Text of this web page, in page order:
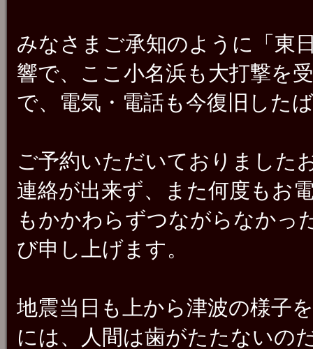
みなさまご承知のように「東
響で、ここ小名浜も大打撃を
で、電気・電話も今復旧した
ご予約いただいておりました
連絡が出来ず、また何度もお
もかかわらずつながらなかっ
び申し上げます。
地震当日も上から津波の様子
には、人間は歯がたたないの